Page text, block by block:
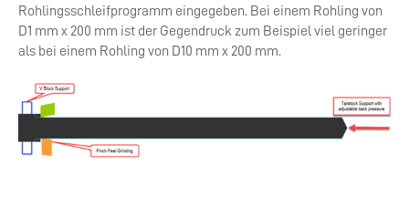
Rohlingsschleifprogramm eingegeben. Bei einem Rohling von
D1 mm x 200 mm ist der Gegendruck zum Beispiel viel geringer
als bei einem Rohling von D10 mm x 200 mm.